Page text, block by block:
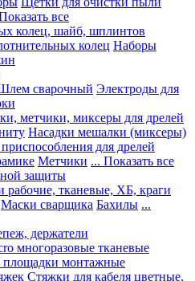
все
колец, шайб, шплинтов
колец Наборы
сварочный Электроды для
метчики, миксеры для дрелей
Насадки мешалки (миксеры)
для дрелей
Метчики ... Показать все
защиты
рабочие, тканевые, ХБ, краги
Маски сварщика Бахилы ...
держатели
многоразовые тканевые
монтажные
Стяжки для кабеля цветные,